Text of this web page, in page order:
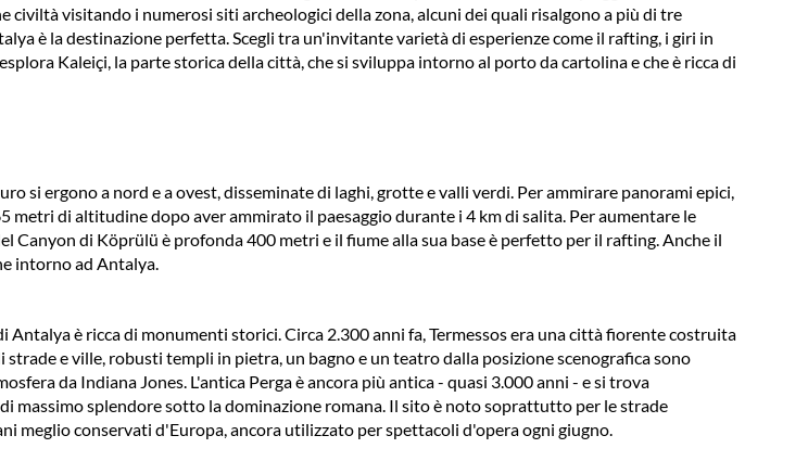
visitando i numerosi siti archeologici della zona, alcuni dei quali risalgono a più di tre
è la destinazione perfetta. Scegli tra un'invitante varietà di esperienze come il rafting, i giri in
Kaleiçi, la parte storica della città, che si sviluppa intorno al porto da cartolina e che è ricca di
si ergono a nord e a ovest, disseminate di laghi, grotte e valli verdi. Per ammirare panorami epici,
metri di altitudine dopo aver ammirato il paesaggio durante i 4 km di salita. Per aumentare le
di Köprülü è profonda 400 metri e il fiume alla sua base è perfetto per il rafting. Anche il
intorno ad Antalya.
è ricca di monumenti storici. Circa 2.300 anni fa, Termessos era una città fiorente costruita
e ville, robusti templi in pietra, un bagno e un teatro dalla posizione scenografica sono
da Indiana Jones. L'antica Perga è ancora più antica - quasi 3.000 anni - e si trova
splendore sotto la dominazione romana. Il sito è noto soprattutto per le strade
meglio conservati d'Europa, ancora utilizzato per spettacoli d'opera ogni giugno.